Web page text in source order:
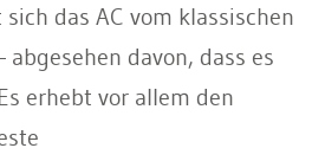
das AC vom klassischen
davon, dass es
erhebt vor allem den